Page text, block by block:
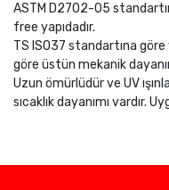
ASTM D2702-05
free yapıdadır.
TS ISO37 standartına
göre üstün mekanik
Uzun ömürlüdür ve UV
sıcaklık dayanımı vardır.